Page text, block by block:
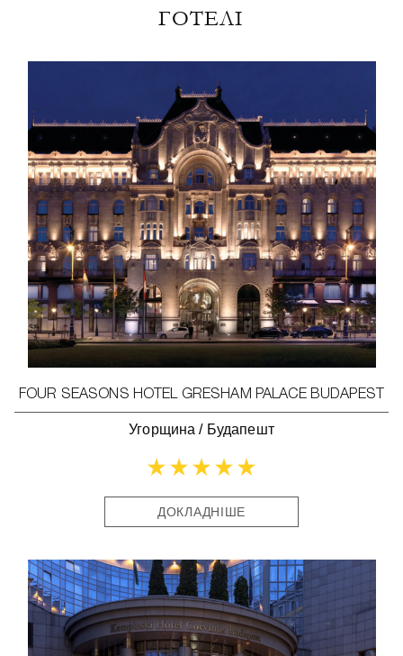
ГОТЕЛІ
FOUR SEASONS HOTEL GRESHAM PALACE BUDAPEST
Угорщина / Будапешт
ДОКЛАДНІШЕ